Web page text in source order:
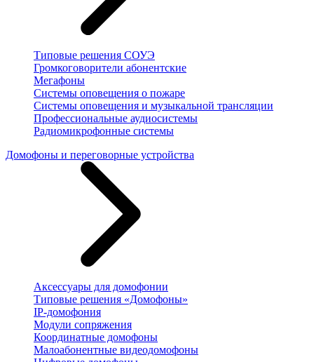
Типовые решения СОУЭ
Громкоговорители абонентские
Мегафоны
Системы оповещения о пожаре
Системы оповещения и музыкальной трансляции
Профессиональные аудиосистемы
Радиомикрофонные системы
Домофоны и переговорные устройства
Аксессуары для домофонии
Типовые решения «Домофоны»
IP-домофония
Модули сопряжения
Координатные домофоны
Малоабонентные видеодомофоны